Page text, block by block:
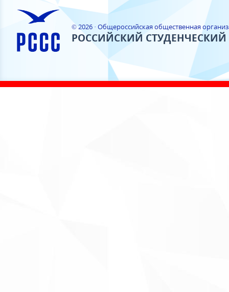
© 2026 · Общероссийская общественная
РОССИЙСКИЙ